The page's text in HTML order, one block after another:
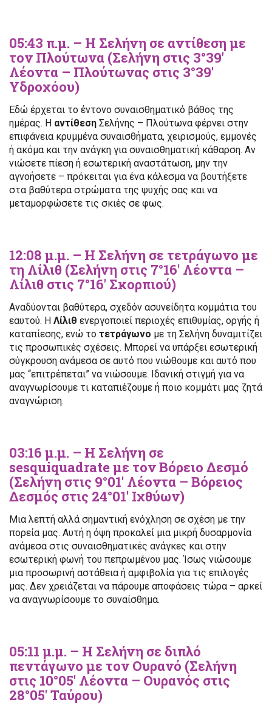
05:43 π.μ. – Η Σελήνη σε αντίθεση με
τον Πλούτωνα (Σελήνη στις 3°39′
Λέοντα – Πλούτωνας στις 3°39′
Υδροχόου)
Εδώ έρχεται το έντονο συναισθηματικό βάθος της
ημέρας. Η αντίθεση Σελήνης – Πλούτωνα φέρνει στην
επιφάνεια κρυμμένα συναισθήματα, χειρισμούς, εμμονές
ή ακόμα και την ανάγκη για συναισθηματική κάθαρση. Αν
νιώσετε πίεση ή εσωτερική αναστάτωση, μην την
αγνοήσετε – πρόκειται για ένα κάλεσμα να βουτήξετε
στα βαθύτερα στρώματα της ψυχής σας και να
μεταμορφώσετε τις σκιές σε φως.
12:08 μ.μ. – Η Σελήνη σε τετράγωνο με
τη Λίλιθ (Σελήνη στις 7°16′ Λέοντα –
Λίλιθ στις 7°16′ Σκορπιού)
Αναδύονται βαθύτερα, σχεδόν ασυνείδητα κομμάτια του
εαυτού. Η Λίλιθ ενεργοποιεί περιοχές επιθυμίας, οργής ή
καταπίεσης, ενώ το τετράγωνο με τη Σελήνη δυναμιτίζει
τις προσωπικές σχέσεις. Μπορεί να υπάρξει εσωτερική
σύγκρουση ανάμεσα σε αυτό που νιώθουμε και αυτό που
μας “επιτρέπεται” να νιώσουμε. Ιδανική στιγμή για να
αναγνωρίσουμε τι καταπιέζουμε ή ποιο κομμάτι μας ζητά
αναγνώριση.
03:16 μ.μ. – Η Σελήνη σε
sesquiquadrate με τον Βόρειο Δεσμό
(Σελήνη στις 9°01′ Λέοντα – Βόρειος
Δεσμός στις 24°01′ Ιχθύων)
Μια λεπτή αλλά σημαντική ενόχληση σε σχέση με την
πορεία μας. Αυτή η όψη προκαλεί μια μικρή δυσαρμονία
ανάμεσα στις συναισθηματικές ανάγκες και στην
εσωτερική φωνή του πεπρωμένου μας. Ίσως νιώσουμε
μια προσωρινή αστάθεια ή αμφιβολία για τις επιλογές
μας. Δεν χρειάζεται να πάρουμε αποφάσεις τώρα – αρκεί
να αναγνωρίσουμε το συναίσθημα.
05:11 μ.μ. – Η Σελήνη σε διπλό
πεντάγωνο με τον Ουρανό (Σελήνη
στις 10°05′ Λέοντα – Ουρανός στις
28°05′ Ταύρου)